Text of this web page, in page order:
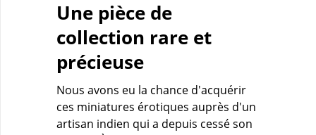
Une pièce de
collection rare et
précieuse
Nous avons eu la chance d'acquérir
ces miniatures érotiques auprès d'un
artisan indien qui a depuis cessé son